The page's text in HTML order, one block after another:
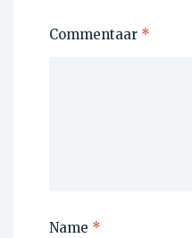
Commentaar *
Name *